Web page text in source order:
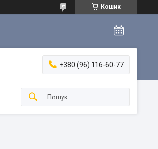
Кошик
+380 (96) 116-60-77